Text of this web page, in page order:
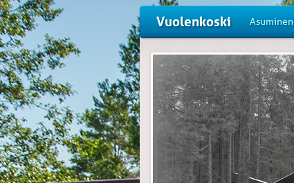
Vuolenkoski Asuminen